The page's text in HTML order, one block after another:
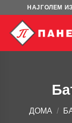
content
НАЈГОЛЕМ
ДОМА /